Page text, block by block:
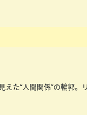
た“人間関係”の輪郭。